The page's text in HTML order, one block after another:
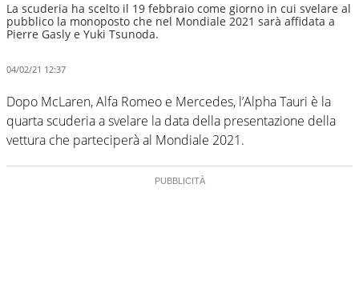
La scuderia ha scelto il 19 febbraio come giorno in cui svelare al
pubblico la monoposto che nel Mondiale 2021 sarà affidata a
Pierre Gasly e Yuki Tsunoda.
04/02/21 12:37
Dopo McLaren, Alfa Romeo e Mercedes, l’Alpha Tauri è la
quarta scuderia a svelare la data della presentazione della
vettura che parteciperà al Mondiale 2021.